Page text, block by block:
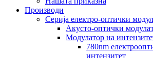
Производи
Серија електро-оптички
Акусто-оптички
Модулатор на
780nm
интензитет